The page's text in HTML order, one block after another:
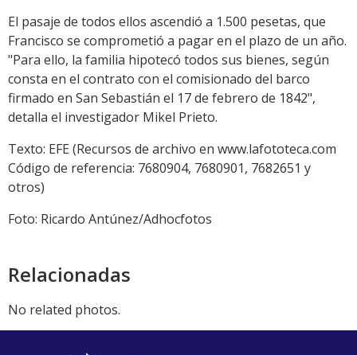
El pasaje de todos ellos ascendió a 1.500 pesetas, que
Francisco se comprometió a pagar en el plazo de un año.
"Para ello, la familia hipotecó todos sus bienes, según
consta en el contrato con el comisionado del barco
firmado en San Sebastián el 17 de febrero de 1842",
detalla el investigador Mikel Prieto.
Texto: EFE (Recursos de archivo en www.lafototeca.com
Código de referencia: 7680904, 7680901, 7682651 y
otros)
Foto: Ricardo Antúnez/Adhocfotos
Relacionadas
No related photos.